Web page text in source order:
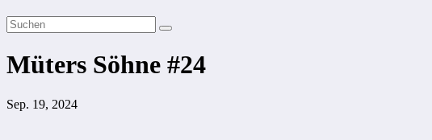
Müters Söhne #24
Sep. 19, 2024